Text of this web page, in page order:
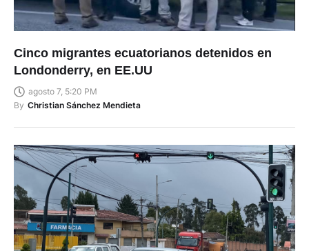
Cinco migrantes ecuatorianos detenidos en
Londonderry, en EE.UU
agosto 7, 5:20 PM
By Christian Sánchez Mendieta